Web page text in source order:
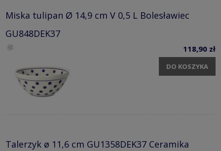
Miska tulipan Ø 14,9 cm V 0,5 L Bolesławiec
GU848DEK37
118,90 zł
DO KOSZYKA
Talerzyk ø 11,6 cm GU1358DEK37 Ceramika